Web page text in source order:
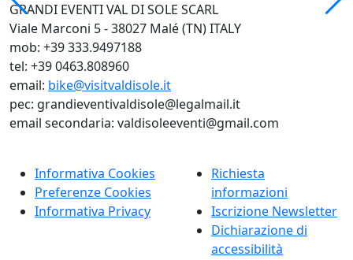
GRANDI EVENTI VAL DI SOLE SCARL
Viale Marconi 5 - 38027 Malé (TN) ITALY
mob: +39 333.9497188
tel: +39 0463.808960
email: bike@visitvaldisole.it
pec: grandieventivaldisole@legalmail.it
email secondaria: valdisoleeventi@gmail.com
Informativa Cookies
Preferenze Cookies
Informativa Privacy
Richiesta
informazioni
Iscrizione Newsletter
Dichiarazione di
accessibilità